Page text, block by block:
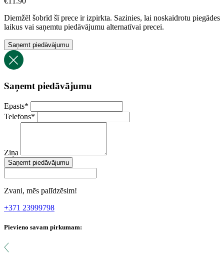
Diemžēl šobrīd šī prece ir izpirkta. Sazinies, lai noskaidrotu piegādes
laikus vai saņemtu piedāvājumu alternatīvai precei.
Saņemt piedāvājumu
Saņemt piedāvājumu
Epasts*
Telefons*
Ziņa
Saņemt piedāvājumu
Zvani, mēs palīdzēsim!
+371 23999798
Pievieno savam pirkumam: